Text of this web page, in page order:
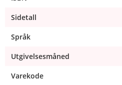
Sidetall
Språk
Utgivelsesmåned
Varekode